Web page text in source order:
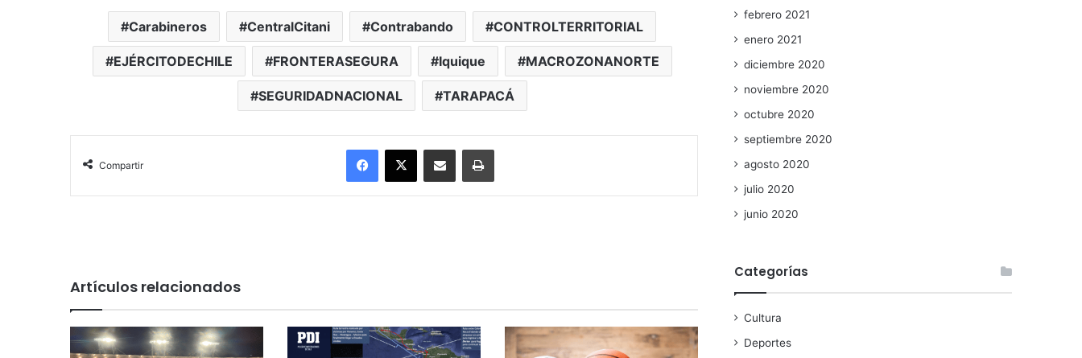
Carabineros CentralCitani Contrabando CONTROLTERRITORIAL
EJÉRCITODECHILE FRONTERASEGURA Iquique MACROZONANORTE
SEGURIDADNACIONAL TARAPACÁ
Compartir
Facebook
X Enviar vía email Imprimir
Artículos relacionados
febrero 2021
enero 2021
diciembre 2020
noviembre 2020
octubre 2020
septiembre 2020
agosto 2020
julio 2020
junio 2020
Categorías
Cultura
Deportes